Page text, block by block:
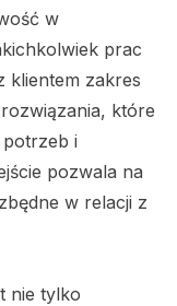
w
prac
klientem zakres
które
i
pozwala na
w relacji z
nie tylko